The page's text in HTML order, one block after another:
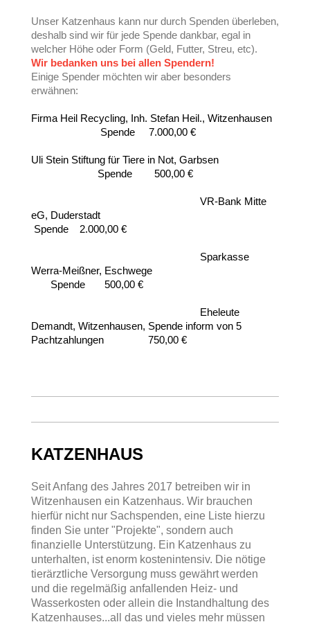
Unser Katzenhaus kann nur durch Spenden überleben,
deshalb sind wir für jede Spende dankbar, egal in
welcher Höhe oder Form (Geld, Futter, Streu, etc).
Wir bedanken uns bei allen Spendern!
Einige Spender möchten wir aber besonders
erwähnen:
Firma Heil Recycling, Inh. Stefan Heil., Witzenhausen
Spende 7.000,00 €
Uli Stein Stiftung für Tiere in Not, Garbsen
Spende 500,00 €
VR-Bank Mitte
eG, Duderstadt
Spende 2.000,00 €
Sparkasse
Werra-Meißner, Eschwege
Spende 500,00 €
Eheleute
Demandt, Witzenhausen, Spende inform von 5
Pachtzahlungen 750,00 €
KATZENHAUS
Seit Anfang des Jahres 2017 betreiben wir in
Witzenhausen ein Katzenhaus. Wir brauchen
hierfür nicht nur Sachspenden, eine Liste hierzu
finden Sie unter "Projekte", sondern auch
finanzielle Unterstützung. Ein Katzenhaus zu
unterhalten, ist enorm kostenintensiv. Die nötige
tierärztliche Versorgung muss gewährt werden
und die regelmäßig anfallenden Heiz- und
Wasserkosten oder allein die Instandhaltung des
Katzenhauses...all das und vieles mehr müssen